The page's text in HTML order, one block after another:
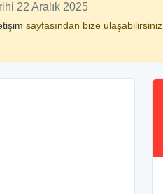
22 Aralık 2025
sayfasından bize ulaşabilirsiniz